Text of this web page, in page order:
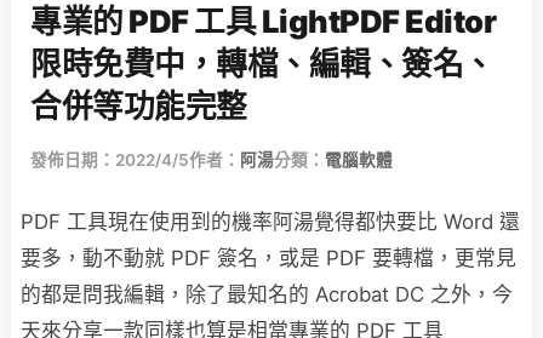
專業的 PDF 工具 LightPDF Editor
限時免費中，轉檔、編輯、簽名、
合併等功能完整
發佈日期：2022/4/5作者： 阿湯分類： 電腦軟體
PDF 工具現在使用到的機率阿湯覺得都快要比 Word 還
要多，動不動就 PDF 簽名，或是 PDF 要轉檔，更常見
的都是問我編輯，除了最知名的 Acrobat DC 之外，今
天來分享一款同樣也算是相當專業的 PDF 工具